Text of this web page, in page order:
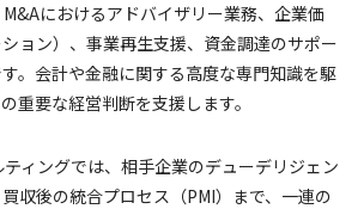
におけるアドバイザリー業務、企業価
ョン）、事業再生支援、資金調達のサポー
。会計や金融に関する高度な専門知識を駆
重要な経営判断を支援します。
ィングでは、相手企業のデューデリジェン
収後の統合プロセス（PMI）まで、一連の